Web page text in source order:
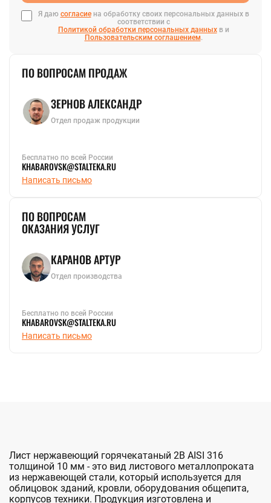
Я даю согласиена обработку своих персональных данных в
соответствии с
Политикой обработки персональных данныхв и
Пользовательским соглашением.
ПО ВОПРОСАМ ПРОДАЖ
ЗЕРНОВ АЛЕКСАНДР
Отдел продаж продукции
Бесплатно по всей России
KHABAROVSK@STALTEKA.RU
Написать письмо
ПО ВОПРОСАМ
ОКАЗАНИЯ УСЛУГ
КАРАНОВ АРТУР
Отдел производства
Бесплатно по всей России
KHABAROVSK@STALTEKA.RU
Написать письмо
Лист нержавеющий горячекатаный 2B AISI 316
толщиной 10 мм - это вид листового металлопроката
из нержавеющей стали, который используется для
облицовок зданий, кровли, оборудования общепита,
корпусов техники. Продукция изготовлена и